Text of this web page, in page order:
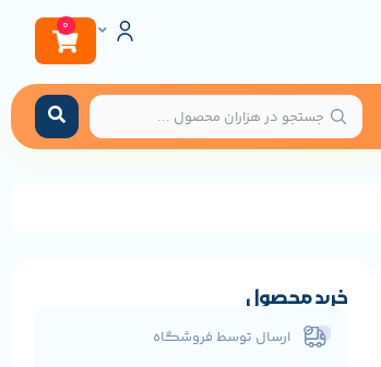
0
خرید محصول
ارسال توسط فروشگاه